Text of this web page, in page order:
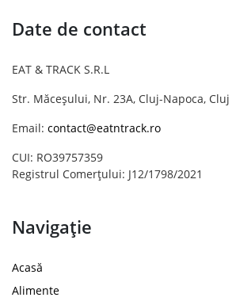
Date de contact
EAT & TRACK S.R.L
Str. Măceșului, Nr. 23A, Cluj-Napoca, Cluj
Email: contact@eatntrack.ro
CUI: RO39757359
Registrul Comerțului: J12/1798/2021
Navigație
Acasă
Alimente